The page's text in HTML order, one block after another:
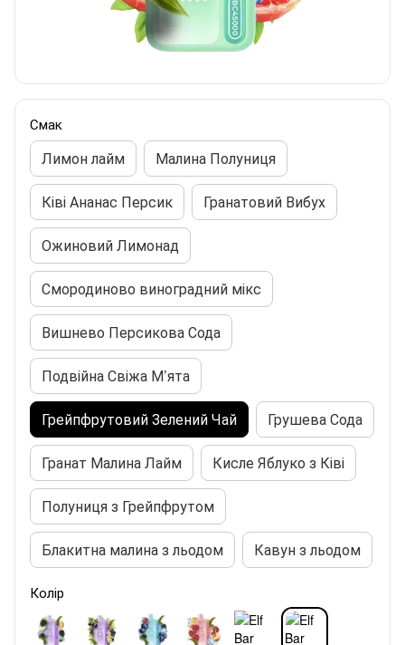
Смак
Лимон лайм Малина Полуниця
Ківі Ананас Персик Гранатовий Вибух
Ожиновий Лимонад
Смородиново виноградний мікс
Вишнево Персикова Сода
Подвійна Свіжа М’ята
Грейпфрутовий Зелений Чай Грушева Сода
Гранат Малина Лайм Кисле Яблуко з Ківі
Полуниця з Грейпфрутом
Блакитна малина з льодом Кавун з льодом
Колір